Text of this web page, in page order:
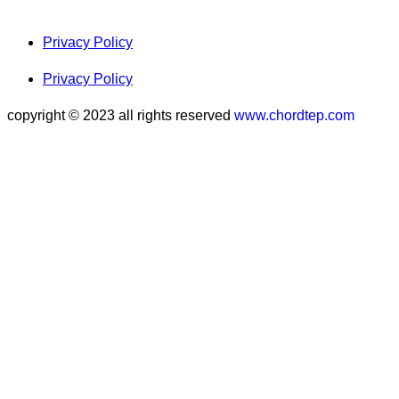
Privacy Policy
Privacy Policy
copyright © 2023 all rights reserved www.chordtep.com